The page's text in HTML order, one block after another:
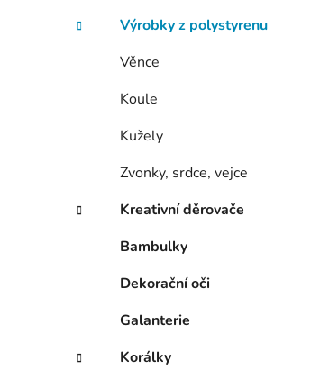
Výrobky z polystyrenu
Věnce
Koule
Kužely
Zvonky, srdce, vejce
Kreativní děrovače
Bambulky
Dekorační oči
Galanterie
Korálky